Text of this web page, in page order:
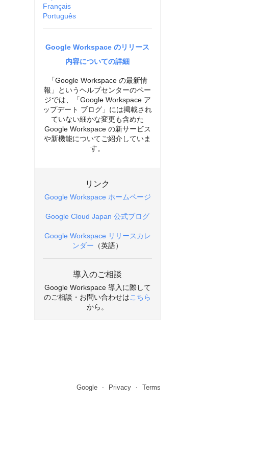
Français
Português
Google Workspace のリリース
内容についての詳細
「Google Workspace の最新情
報」というヘルプセンターのペー
ジでは、「Google Workspace ア
ップデート ブログ」には掲載され
ていない細かな変更も含めた
Google Workspace の新サービス
や新機能についてご紹介していま
す。
リンク
Google Workspace ホームページ
Google Cloud Japan 公式ブログ
Google Workspace リリースカレ
ンダー （英語）
導入のご相談
Google Workspace 導入に際して
のご相談・お問い合わせはこちら
から。
Google Privacy Terms